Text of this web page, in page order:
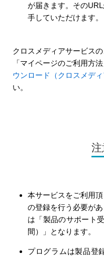
が届きます。その
手していただけます。
クロスメディアサービス
「マイページのご利用方
ウンロード（クロスメディ
い。
注
本サービスをご利用
の登録を行う必要が
は「製品のサポート
間）」となります。
プログラムは製品登